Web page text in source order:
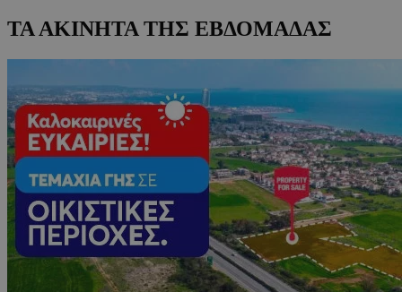
ΤΑ ΑΚΙΝΗΤΑ ΤΗΣ ΕΒΔΟΜΑΔΑΣ